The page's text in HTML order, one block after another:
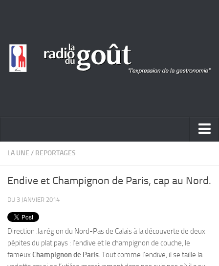
ACTUALITÉ
PRODUITS
RECETTES
Entrées
LA UNE / REPORTAGES
Endive et Champignon de Paris, cap au Nord.
DU 3 JANVIER 2014
Direction :la région du Nord-Pas de Calais à la découverte de deux
pépites du plat pays : l’endive et le champignon de couche, le
fameux Champignon de Paris. Tout comme l’endive, il se taille la